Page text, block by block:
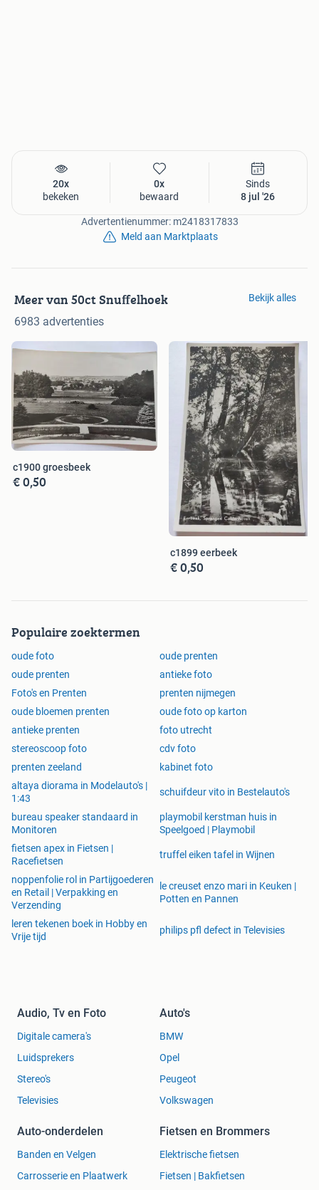
20x
bekeken
0x
bewaard
Sinds
8 jul '26
Advertentienummer: m2418317833
Meld aan Marktplaats
Meer van 50ct Snuffelhoek
6983 advertenties
Bekijk alles
c1900 groesbeek
€ 0,50
c1899 eerbeek
€ 0,50
Populaire zoektermen
oude foto
oude prenten
oude prenten
antieke foto
Foto's en Prenten
prenten nijmegen
oude bloemen prenten
oude foto op karton
antieke prenten
foto utrecht
stereoscoop foto
cdv foto
prenten zeeland
kabinet foto
altaya diorama in Modelauto's |
1:43
schuifdeur vito in Bestelauto's
bureau speaker standaard in
Monitoren
playmobil kerstman huis in
Speelgoed | Playmobil
fietsen apex in Fietsen |
Racefietsen
truffel eiken tafel in Wijnen
noppenfolie rol in Partijgoederen
en Retail | Verpakking en
Verzending
le creuset enzo mari in Keuken |
Potten en Pannen
leren tekenen boek in Hobby en
Vrije tijd
philips pfl defect in Televisies
Audio, Tv en Foto
Digitale camera's
Luidsprekers
Stereo's
Televisies
Auto's
BMW
Opel
Peugeot
Volkswagen
Auto-onderdelen
Banden en Velgen
Carrosserie en Plaatwerk
Fietsen en Brommers
Elektrische fietsen
Fietsen | Bakfietsen